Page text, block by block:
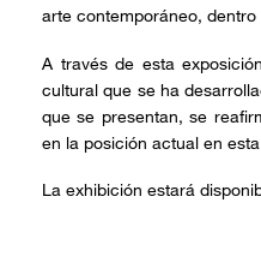
arte contemporáneo,
A través de esta
cultural que se ha
que se presentan, se
en la posición actual en
La exhibición estará